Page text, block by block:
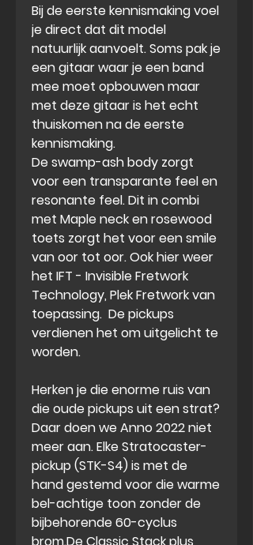
Bij de eerste kennismaking voel
je direct dat dit model
natuurlijk aanvoelt. Soms pak je
een gitaar waar je een band
mee moet opbouwen maar
met deze gitaar is het echt
thuiskomen na de eerste
kennismaking.
De swamp-ash body zorgt
voor een transparante feel en
resonante feel. Dit in combi
met Maple neck en rosewood
toets zorgt het voor een smile
van oor tot oor. Ook hier weer
het IFT - Invisible Fretwork
Technology, Plek Fretwork van
toepassing. De pickups
verdienen het om uitgelicht te
worden.
Herken je die enorme ruis van
die oude pickups uit een strat?
Daar doen we Anno 2022 niet
meer aan. Elke Stratocaster-
pickup (STK-S4) is met de
hand gestemd voor die warme
bel-achtige toon zonder de
bijbehorende 60-cyclus